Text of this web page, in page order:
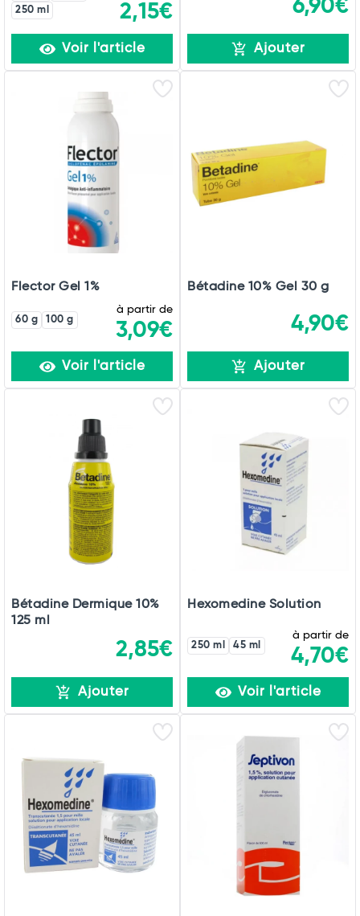
250 ml
2,15€
Voir l'article
6,90€
Ajouter
Flector Gel 1%
60 g 100 g
à partir de
3,09€
Voir l'article
Bétadine 10% Gel 30 g
4,90€
Ajouter
Bétadine Dermique 10%
125 ml
2,85€
Ajouter
Hexomedine Solution
250 ml 45 ml
à partir de
4,70€
Voir l'article